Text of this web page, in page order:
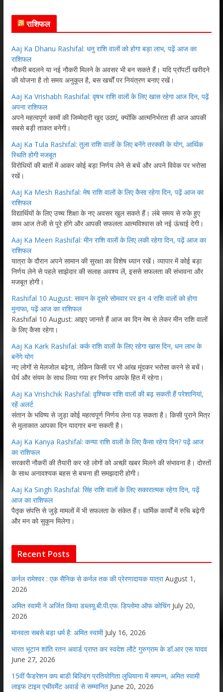
राशिफल
Aaj Ka Dhanu Rashifal: धनु राशि वालों को होगा बड़ा लाभ, पढ़ें आज का
राशिफल
नौकरी बदलने या नई नौकरी मिलने के अवसर भी बन सकते हैं। यदि प्रॉपर्टी खरीदने
की योजना है तो समय अनुकूल है, बस खर्चों पर नियंत्रण बनाए रखें।
Aaj Ka Vrishabh Rashifal: वृषभ राशि वालों के लिए खास रहेगा आज दिन, पढ़ें
अपना राशिफल
अपने महत्वपूर्ण कामों की जिम्मेदारी खुद उठाएं, क्योंकि आत्मनिर्भरता ही आज आपकी
सबसे बड़ी ताकत बनेगी।
Aaj Ka Tula Rashifal: तुला राशि वालों के लिए बनेंगे तरक्की के योग, आर्थिक
स्थिति होगी मजबूत
विरोधियों की बातों में आकर कोई बड़ा निर्णय लेने से बचें और अपने विवेक पर भरोसा
रखें।
Aaj Ka Mesh Rashifal: मेष राशि वालों के लिए कैसा रहेगा दिन, पढ़ें आज का
राशिफल
विद्यार्थियों के लिए उच्च शिक्षा के नए अवसर खुल सकते हैं। लंबे समय से रुके हुए
काम आज तेजी से पूरे होंगे और आपकी सफलता आत्मविश्वास को नई ऊंचाई देगी।
Aaj Ka Meen Rashifal: मीन राशि वालों के लिए लकी रहेगा दिन, पढ़ें आज का
राशिफल
यात्रा के दौरान अपने सामान की सुरक्षा का विशेष ध्यान रखें। व्यापार में कोई बड़ा
निर्णय लेने से पहले साझेदार की सलाह अवश्य लें, इससे सफलता की संभावना और
मजबूत होगी।
Rashifal 10 August: सावन के दूसरे सोमवार पर इन 4 राशि वालों को होगा
मुनाफा, पढ़ें आज का राशिफल
Rashifal 10 August: आइए जानते हैं आज का दिन मेष से लेकर मीन राशि वालों
के लिए कैसा रहेगा।
Aaj Ka Kark Rashifal: कर्क राशि वालों के लिए रहेगा खास दिन, धन लाभ के
बनेंगे योग
नए लोगों से मेलजोल बढ़ेगा, लेकिन किसी पर भी आंख मूंदकर भरोसा करने से बचें।
धैर्य और संयम के साथ लिया गया हर निर्णय आपके हित में रहेगा।
Aaj Ka Vrishchik Rashifal: वृश्चिक राशि वालों की बढ़ सकती हैं परेशानियां,
रहें अलर्ट
संतान के भविष्य से जुड़ा कोई महत्वपूर्ण निर्णय लेना पड़ सकता है। किसी पुराने मित्र
से मुलाकात आपका दिन यादगार बना सकती है।
Aaj Ka Kanya Rashifal: कन्या राशि वालों के लिए कैसा रहेगा दिन? पढ़ें आज
का राशिफल
सरकारी नौकरी की तैयारी कर रहे लोगों को अच्छी खबर मिलने की संभावना है। दोस्तों
के साथ अनावश्यक बहस से बचना ही समझदारी होगी।
Aaj Ka Singh Rashifal: सिंह राशि वालों के लिए सकारात्मक रहेगा दिन, पढ़ें
आज का राशिफल
पैतृक संपत्ति से जुड़े मामलों में भी सफलता के संकेत हैं। धार्मिक कार्यों में रुचि बढ़ेगी
और मन को सुकून मिलेगा।
Recent Posts
कर्नल रामेश्वर : एक सैनिक से कर्नल तक की प्रेरणादायक यात्रा August 1,
2026
अमित स्वामी ने अर्जित किया डब्लयू.बी.पी.एफ. डिप्लोमा ऑफ कोचिंग July 20,
2026
मानवता सबसे बड़ा धर्म है: अमित स्वामी July 16, 2026
भारत भूटान शांति रतन अवार्ड प्राप्त कर स्वदेश लौटे गुरुग्राम के डॉ.आर एस यादव
June 27, 2026
15वीं फैडरेशन कप बाडी बिल्डिंग प्रतियोगिता लुधियाना में सम्पन्न, अमित स्वामी
लाइफ टाइम एचीवमैंट अवार्ड से सम्मानित June 20, 2026